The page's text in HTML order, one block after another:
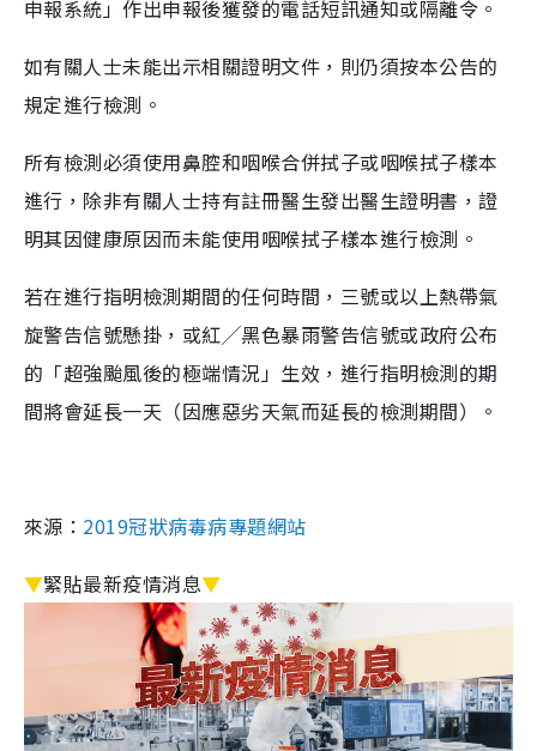
申報系統」作出申報後獲發的電話短訊通知或隔離令。
如有關人士未能出示相關證明文件，則仍須按本公告的
規定進行檢測。
所有檢測必須使用鼻腔和咽喉合併拭子或咽喉拭子樣本
進行，除非有關人士持有註冊醫生發出醫生證明書，證
明其因健康原因而未能使用咽喉拭子樣本進行檢測。
若在進行指明檢測期間的任何時間，三號或以上熱帶氣
旋警告信號懸掛，或紅╱黑色暴雨警告信號或政府公布
的「超強颱風後的極端情況」生效，進行指明檢測的期
間將會延長一天（因應惡劣天氣而延長的檢測期間）。
來源： 2019冠狀病毒病專題網站
▼緊貼最新疫情消息▼